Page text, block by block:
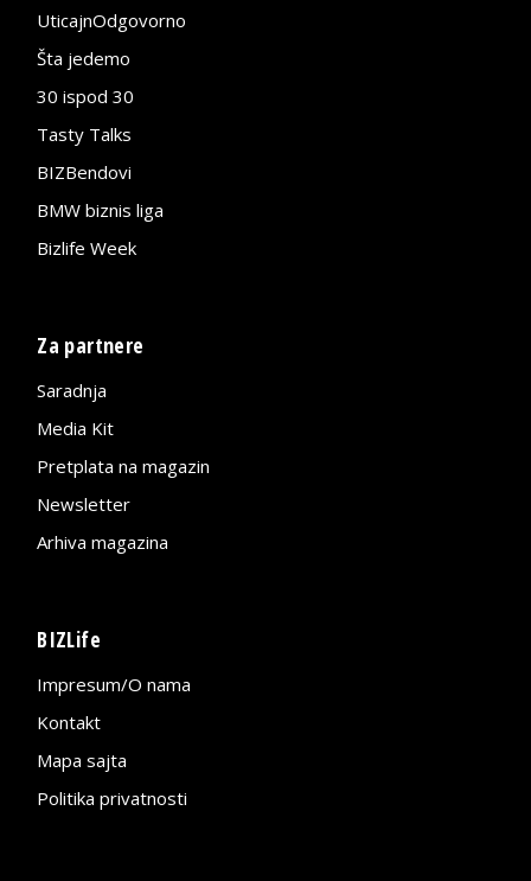
UticajnOdgovorno
Šta jedemo
30 ispod 30
Tasty Talks
BIZBendovi
BMW biznis liga
Bizlife Week
Za partnere
Saradnja
Media Kit
Pretplata na magazin
Newsletter
Arhiva magazina
BIZLife
Impresum/O nama
Kontakt
Mapa sajta
Politika privatnosti